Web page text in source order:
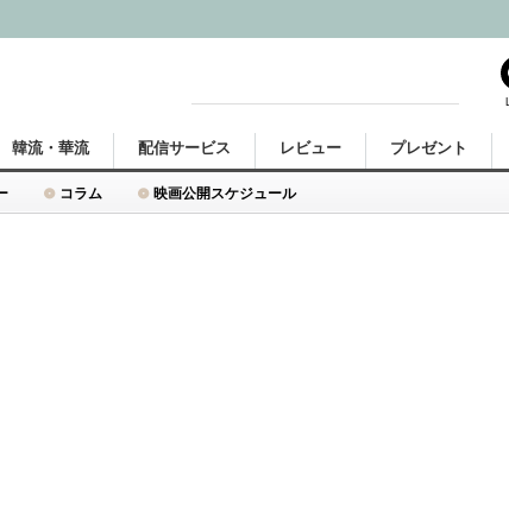
コラム 映画公開スケジュール
韓流・華流 配信サービス レビュー プレゼント